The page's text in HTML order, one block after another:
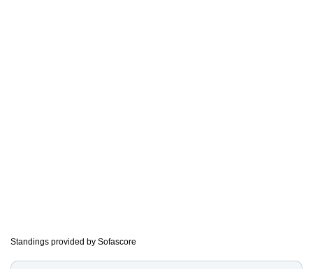
Standings provided by Sofascore